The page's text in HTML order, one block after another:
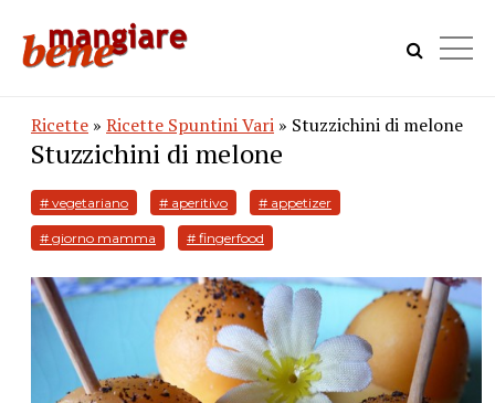
Ricette » Ricette Spuntini Vari » Stuzzichini di melone
Stuzzichini di melone
# vegetariano # aperitivo # appetizer
# giorno mamma # fingerfood